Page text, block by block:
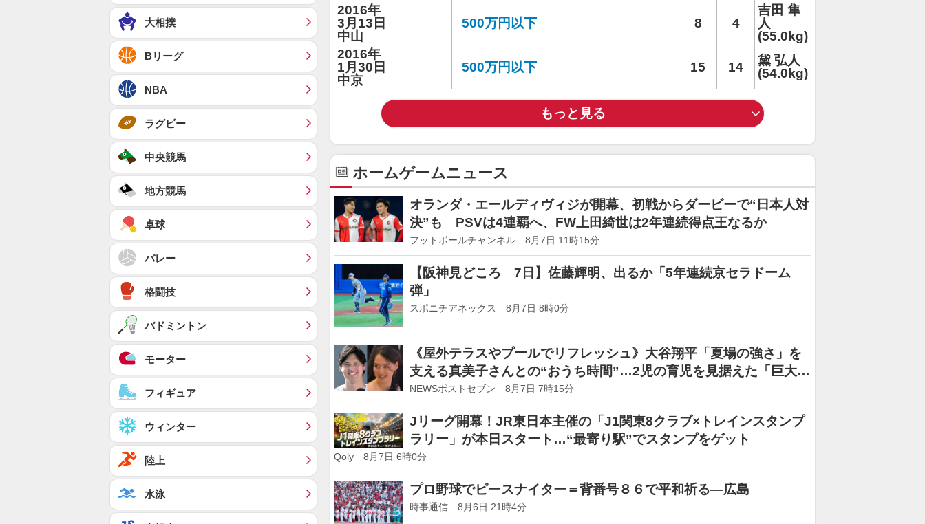
2016年
3月13日
中山
500万円以下 8 4
吉田 隼
人
(55.0kg)
2016年
1月30日
中京
500万円以下 15 14
黛 弘人
(54.0kg)
もっと見る
ホームゲームニュース
オランダ・エールディヴィジが開幕、初戦からダービーで“日本人対
決”も PSVは4連覇へ、FW上田綺世は2年連続得点王なるか
フットボールチャンネル 8月7日 11時15分
【阪神見どころ 7日】佐藤輝明、出るか「5年連続京セラドーム
弾」
スポニチアネックス 8月7日 8時0分
《屋外テラスやプールでリフレッシュ》大谷翔平「夏場の強さ」を
支える真美子さんとの“おうち時間”…2児の育児を見据えた「巨大ベ
ントレーへの乗り換え」も
NEWSポストセブン 8月7日 7時15分
Jリーグ開幕！JR東日本主催の「J1関東8クラブ×トレインスタンプ
ラリー」が本日スタート…“最寄り駅”でスタンプをゲット
Qoly 8月7日 6時0分
プロ野球でピースナイター＝背番号８６で平和祈る―広島
時事通信 8月6日 21時4分
大相撲
Bリーグ
NBA
ラグビー
中央競馬
地方競馬
卓球
バレー
格闘技
バドミントン
モーター
フィギュア
ウィンター
陸上
水泳